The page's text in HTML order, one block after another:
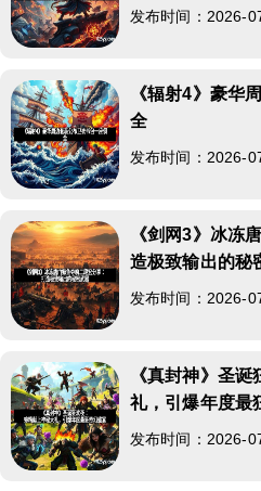
发布时间：2026-
《辐射4》豪华
全
发布时间：2026-
《剑网3》冰冻
造极致输出的秘
发布时间：2026-
《真封神》圣
礼，引爆年度最
发布时间：2026-